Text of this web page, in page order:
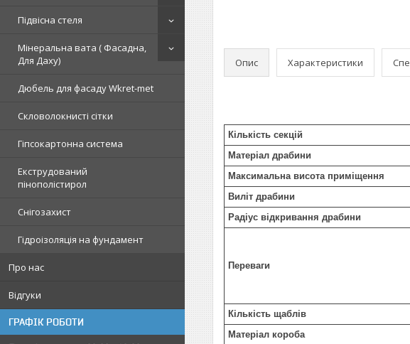
Підвісна стеля
Мінеральна вата ( Фасадна,
Для Даху)
Дюбель для фасаду Wkret-met
Скловолокнисті сітки
Гіпсокартонна система
Екструдований
пінополістирол
Снігозахист
Гідроізоляція на фундамент
Про нас
Відгуки
ГРАФІК РОБОТИ
Опис Характеристики
Кількість секцій
Матеріал драбини
Максимальна висота приміщення
Виліт драбини
Радіус відкривання драбини
Переваги
Кількість щаблів
Матеріал короба